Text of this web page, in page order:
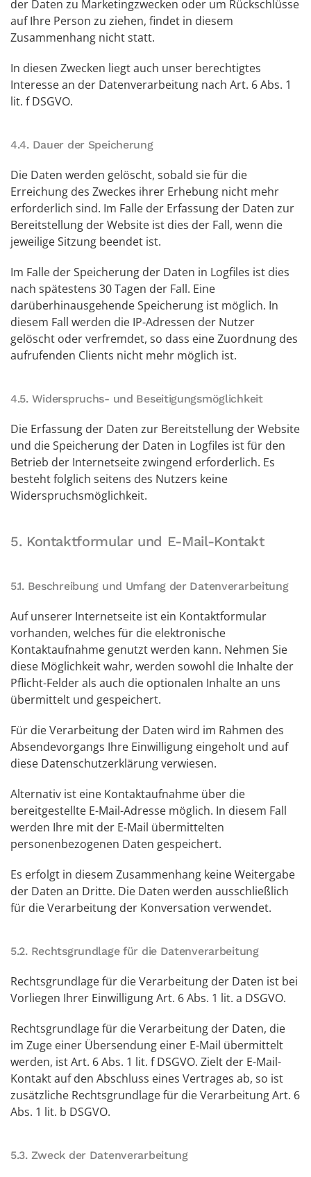
der Daten zu Marketingzwecken oder um Rückschlüsse
auf Ihre Person zu ziehen, findet in diesem
Zusammenhang nicht statt.
In diesen Zwecken liegt auch unser berechtigtes
Interesse an der Datenverarbeitung nach Art. 6 Abs. 1
lit. f DSGVO.
4.4. Dauer der Speicherung
Die Daten werden gelöscht, sobald sie für die
Erreichung des Zweckes ihrer Erhebung nicht mehr
erforderlich sind. Im Falle der Erfassung der Daten zur
Bereitstellung der Website ist dies der Fall, wenn die
jeweilige Sitzung beendet ist.
Im Falle der Speicherung der Daten in Logfiles ist dies
nach spätestens 30 Tagen der Fall. Eine
darüberhinausgehende Speicherung ist möglich. In
diesem Fall werden die IP-Adressen der Nutzer
gelöscht oder verfremdet, so dass eine Zuordnung des
aufrufenden Clients nicht mehr möglich ist.
4.5. Widerspruchs- und Beseitigungsmöglichkeit
Die Erfassung der Daten zur Bereitstellung der Website
und die Speicherung der Daten in Logfiles ist für den
Betrieb der Internetseite zwingend erforderlich. Es
besteht folglich seitens des Nutzers keine
Widerspruchsmöglichkeit.
5. Kontaktformular und E-Mail-Kontakt
5.1. Beschreibung und Umfang der Datenverarbeitung
Auf unserer Internetseite ist ein Kontaktformular
vorhanden, welches für die elektronische
Kontaktaufnahme genutzt werden kann. Nehmen Sie
diese Möglichkeit wahr, werden sowohl die Inhalte der
Pflicht-Felder als auch die optionalen Inhalte an uns
übermittelt und gespeichert.
Für die Verarbeitung der Daten wird im Rahmen des
Absendevorgangs Ihre Einwilligung eingeholt und auf
diese Datenschutzerklärung verwiesen.
Alternativ ist eine Kontaktaufnahme über die
bereitgestellte E-Mail-Adresse möglich. In diesem Fall
werden Ihre mit der E-Mail übermittelten
personenbezogenen Daten gespeichert.
Es erfolgt in diesem Zusammenhang keine Weitergabe
der Daten an Dritte. Die Daten werden ausschließlich
für die Verarbeitung der Konversation verwendet.
5.2. Rechtsgrundlage für die Datenverarbeitung
Rechtsgrundlage für die Verarbeitung der Daten ist bei
Vorliegen Ihrer Einwilligung Art. 6 Abs. 1 lit. a DSGVO.
Rechtsgrundlage für die Verarbeitung der Daten, die
im Zuge einer Übersendung einer E-Mail übermittelt
werden, ist Art. 6 Abs. 1 lit. f DSGVO. Zielt der E-Mail-
Kontakt auf den Abschluss eines Vertrages ab, so ist
zusätzliche Rechtsgrundlage für die Verarbeitung Art. 6
Abs. 1 lit. b DSGVO.
5.3. Zweck der Datenverarbeitung